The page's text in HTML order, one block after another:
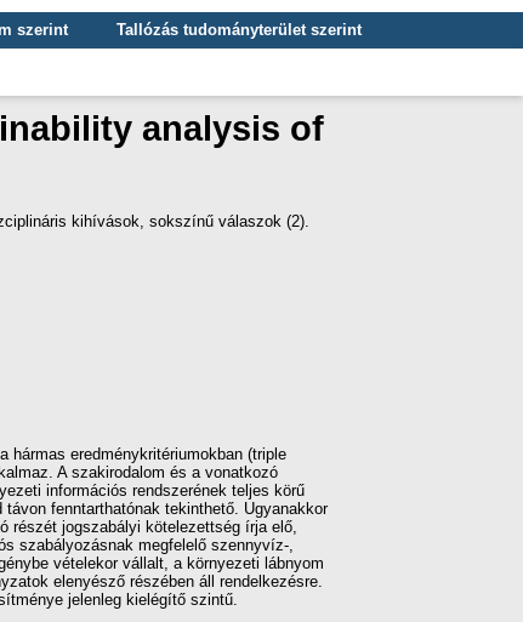
szerint
Tallózás tudományterület szerint
analysis of
kihívások, sokszínű válaszok (2).
hármas eredménykritériumokban (triple
A szakirodalom és a vonatkozó
információs rendszerének teljes körű
fenntarthatónak tekinthető. Ugyanakkor
részét jogszabályi kötelezettség írja elő,
szabályozásnak megfelelő szennyvíz-,
vételekor vállalt, a környezeti lábnyom
elenyésző részében áll rendelkezésre.
jelenleg kielégítő szintű.